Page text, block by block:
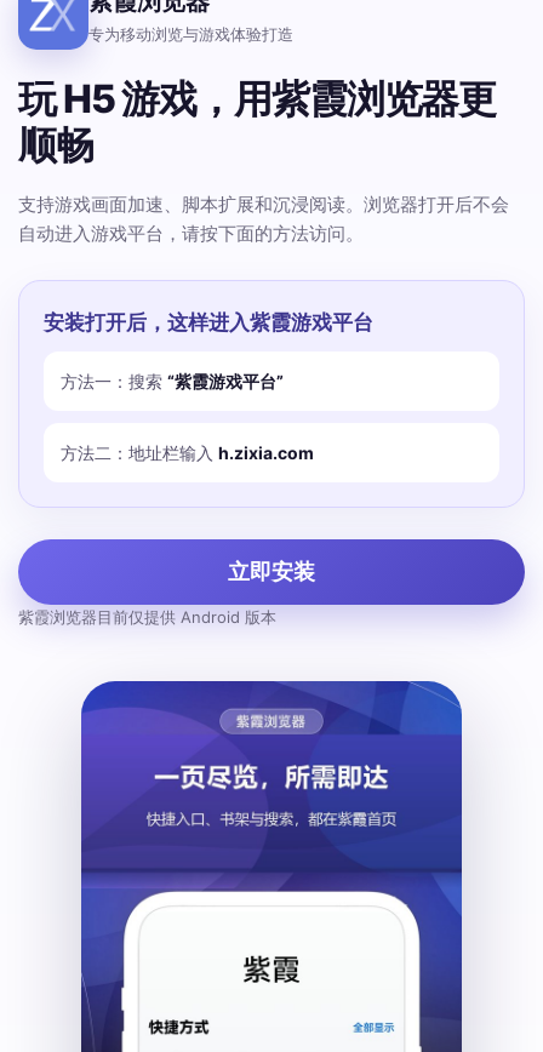
专为移动浏览与游戏体验打造
玩 H5 游戏，用紫霞浏览器更
顺畅
支持游戏画面加速、脚本扩展和沉浸阅读。浏览器打开后不会
自动进入游戏平台，请按下面的方法访问。
安装打开后，这样进入紫霞游戏平台
方法一：搜索 “紫霞游戏平台”
方法二：地址栏输入 h.zixia.com
立即安装
紫霞浏览器目前仅提供 Android 版本